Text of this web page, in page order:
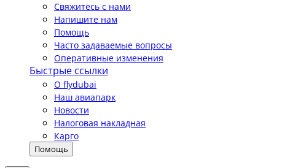
Свяжитесь с нами
Напишите нам
Помощь
Часто задаваемые вопросы
Оперативные изменения
Быстрые ссылки
О flydubai
Наш авиапарк
Новости
Налоговая накладная
Карго
Помощь